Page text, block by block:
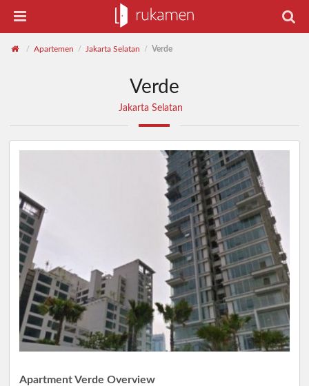
/ Apartemen / Jakarta Selatan / Verde
Verde
Jakarta Selatan
Apartment Verde Overview